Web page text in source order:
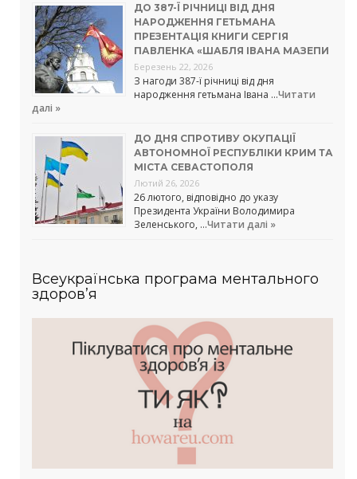
ДО 387-Ї РІЧНИЦІ ВІД ДНЯ
НАРОДЖЕННЯ ГЕТЬМАНА
ПРЕЗЕНТАЦІЯ КНИГИ СЕРГІЯ
ПАВЛЕНКА «ШАБЛЯ ІВАНА МАЗЕПИ
Березень 22, 2026
З нагоди 387-ї річниці від дня
народження гетьмана Івана …Читати
далі »
ДО ДНЯ СПРОТИВУ ОКУПАЦІЇ
АВТОНОМНОЇ РЕСПУБЛІКИ КРИМ ТА
МІСТА СЕВАСТОПОЛЯ
Лютий 26, 2026
26 лютого, відповідно до указу
Президента України Володимира
Зеленського, …Читати далі »
Всеукраїнська програма ментального
здоров’я